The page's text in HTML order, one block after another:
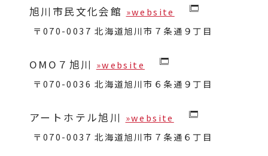
旭川市民文化会館 »website
〒070-0037 北海道旭川市７条通９丁目
OMO７旭川 »website
〒070-0036 北海道旭川市６条通９丁目
アートホテル旭川 »website
〒070-0037 北海道旭川市７条通６丁目